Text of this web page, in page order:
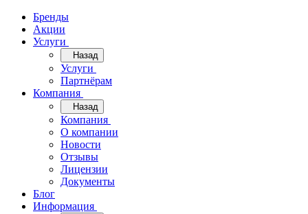
Бренды
Акции
Услуги
Назад
Услуги
Партнёрам
Компания
Назад
Компания
О компании
Новости
Отзывы
Лицензии
Документы
Блог
Информация